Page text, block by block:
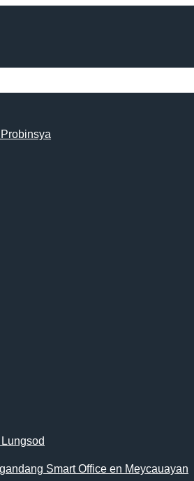
Smart Office en Meycauayan